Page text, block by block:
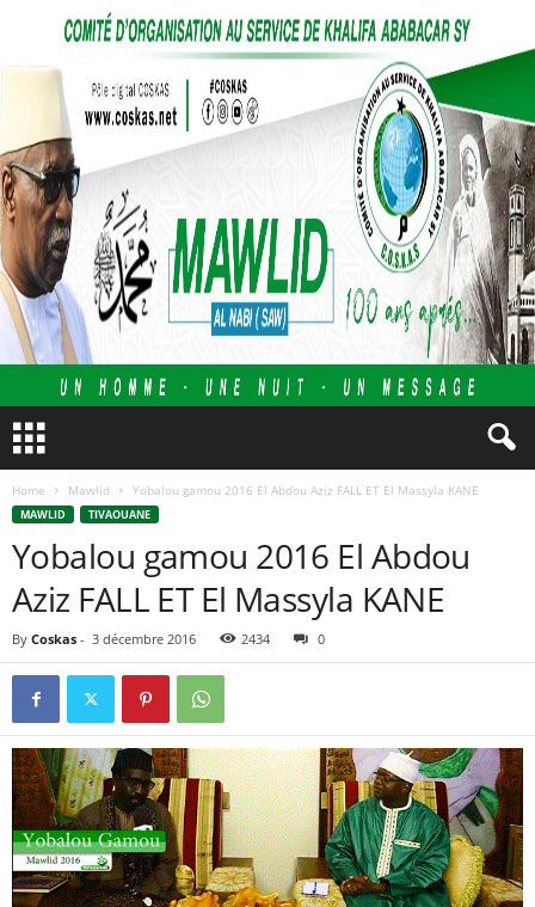
Home Mawlid Yobalou gamou 2016 El Abdou Aziz FALL ET El Massyla KANE
MAWLID TIVAOUANE
Yobalou gamou 2016 El Abdou
Aziz FALL ET El Massyla KANE
By Coskas - 3 décembre 2016 2434 0